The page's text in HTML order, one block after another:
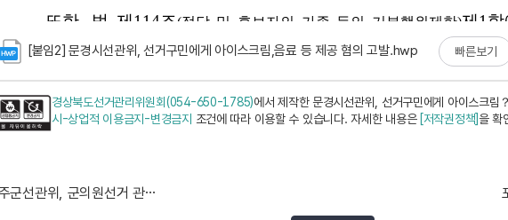
[붙임2] 문경시선관위, 선거구민에게 아이스크림,음료 등 제공 혐의 고발.hwp 빠른보기
경상북도선거관리위원회(054-650-1785)에서 제작한 문경시선관위, 선거구민에게 아이스크
시-상업적 이용금지-변경금지 조건에 따라 이용할 수 있습니다. 자세한 내용은 [저작권정책]을 확
성주군선관위, 군의원선거 관련 제삼자 기부행위 혐의 고...